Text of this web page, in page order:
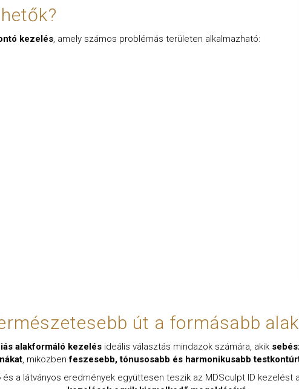
kezelés, amely számos problémás területen alkalmazható:
út a formásabb
alakformáló kezelés ideális választás mindazok számára, akik
, miközbenfeszesebb, tónusosabb és harmonikusabb
a látványos eredmények együttesen teszik az MDSculpt ID kezelést a